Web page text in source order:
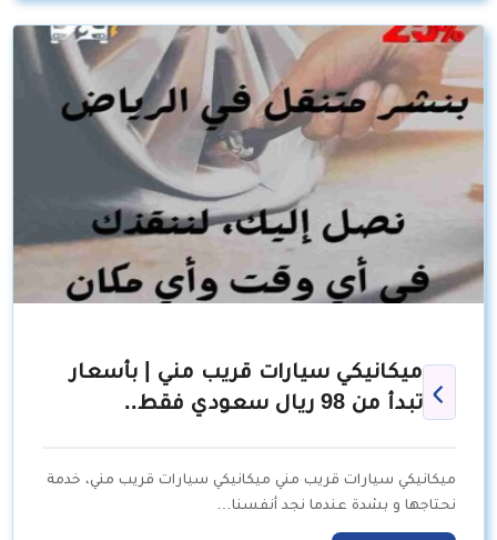
ميكانيكي سيارات قريب مني | بأسعار
تبدأ من 98 ريال سعودي فقط..
ميكانيكي سيارات قريب مني ميكانيكي سيارات قريب مني، خدمة
نحتاجها و بشدة عندما نجد أنفسنا…